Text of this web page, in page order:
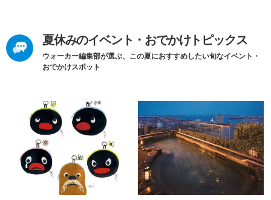
夏休みのイベント・おでかけトピックス
ウォーカー編集部が選ぶ、この夏におすすめしたい旬なイベント・
おでかけスポット